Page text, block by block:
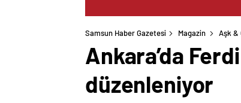
Samsun Haber Gazetesi Magazin Aşk &
Ankara’da
düzenleniyor